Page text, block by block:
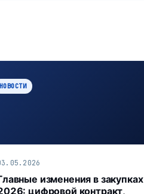
НОВОСТИ
изменения в закупках
цифровой контракт,